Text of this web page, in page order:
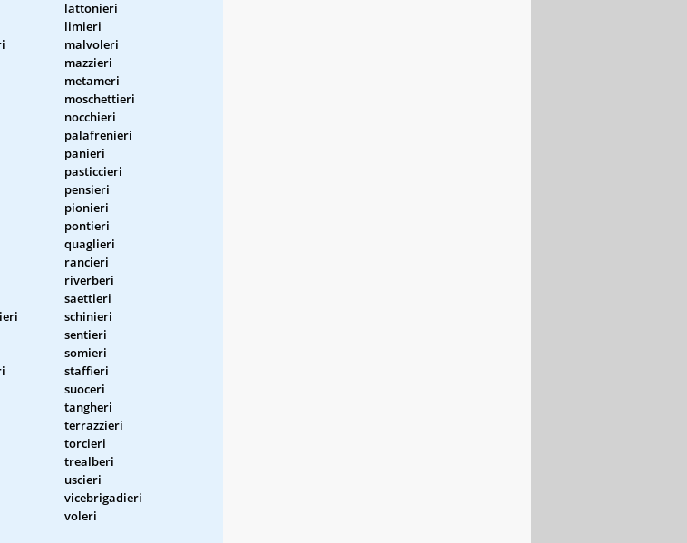
lattonieri
limieri
malvoleri
mazzieri
metameri
moschettieri
nocchieri
palafrenieri
panieri
pasticcieri
pensieri
pionieri
pontieri
quaglieri
rancieri
riverberi
saettieri
schinieri
sentieri
somieri
staffieri
suoceri
tangheri
terrazzieri
torcieri
trealberi
uscieri
vicebrigadieri
voleri